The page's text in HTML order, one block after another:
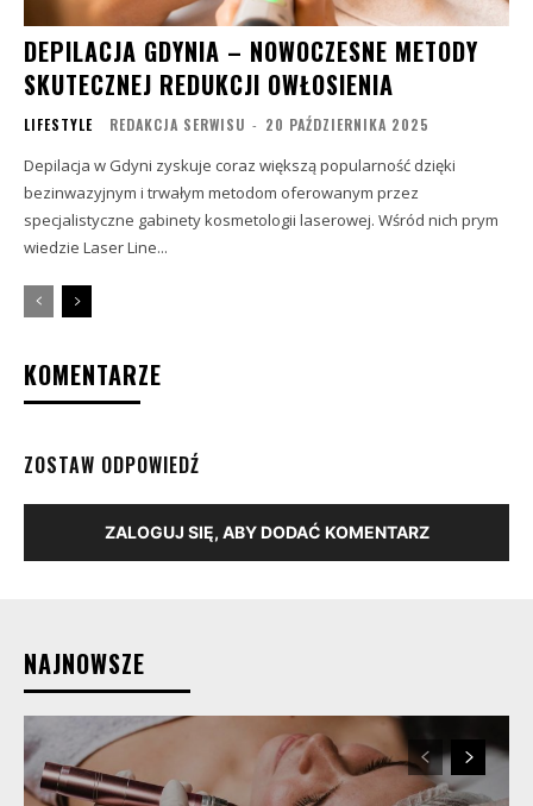
DEPILACJA GDYNIA – NOWOCZESNE METODY
SKUTECZNEJ REDUKCJI OWŁOSIENIA
LIFESTYLE REDAKCJA SERWISU - 20 PAŹDZIERNIKA 2025
Depilacja w Gdyni zyskuje coraz większą popularność dzięki
bezinwazyjnym i trwałym metodom oferowanym przez
specjalistyczne gabinety kosmetologii laserowej. Wśród nich prym
wiedzie Laser Line...
KOMENTARZE
ZOSTAW ODPOWIEDŹ
ZALOGUJ SIĘ, ABY DODAĆ KOMENTARZ
NAJNOWSZE